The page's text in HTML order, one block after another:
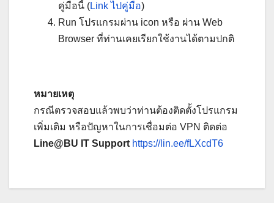
คู่มือนี้ (Link ไปคู่มือ)
Run โปรแกรมผ่าน icon หรือ ผ่าน Web
Browser ที่ท่านเคยเรียกใช้งานได้ตามปกติ
หมายเหตุ
กรณีตรวจสอบแล้วพบว่าท่านต้องติดตั้งโปรแกรม
เพิ่มเติม หรือปัญหาในการเชื่อมต่อ VPN ติดต่อ
Line@BU IT Support https://lin.ee/fLXcdT6